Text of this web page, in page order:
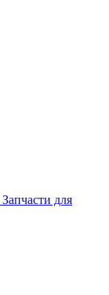
Запчасти для